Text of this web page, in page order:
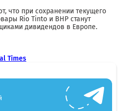
что при сохранении текущего
Rio Tinto и BHP станут
дивидендов в Европе.
Times